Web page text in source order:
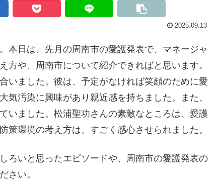
2025.09.13
本日は、先月の周南市の愛護発表で、マネージャ
や、周南市について紹介できればと思います。
いました。彼は、予定がなければ笑顔のために愛
汚染に興味があり親近感を持ちました。また、
いました。松浦聖功さんの素敵なところは、愛護
環境の考え方は、すごく感心させられました。
ろいと思ったエピソードや、周南市の愛護発表の
さい。